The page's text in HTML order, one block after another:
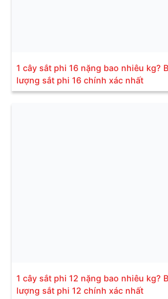
1 cây sắt phi 16 nặng bao nhiêu kg?
lượng sắt phi 16 chính xác nhất
1 cây sắt phi 12 nặng bao nhiêu kg?
lượng sắt phi 12 chính xác nhất